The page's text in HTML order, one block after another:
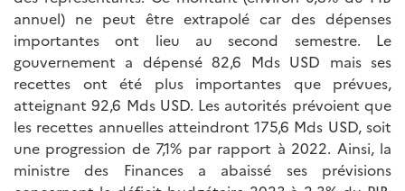
annuel) ne peut être extrapolé car des dépenses
importantes ont lieu au second semestre. Le
gouvernement a dépensé 82,6 Mds USD mais ses
recettes ont été plus importantes que prévues,
atteignant 92,6 Mds USD. Les autorités prévoient que
les recettes annuelles atteindront 175,6 Mds USD, soit
une progression de 7,1% par rapport à 2022. Ainsi, la
ministre des Finances a abaissé ses prévisions